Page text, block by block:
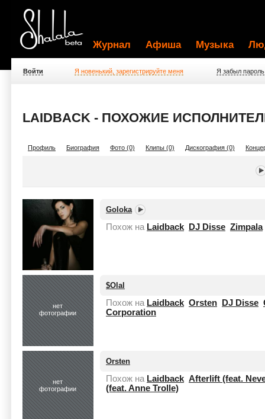
Журнал Афиша Музыка
Войти Я новенький, зарегистрируйте меня Я забыл пароль
LAIDBACK - ПОХОЖИЕ
Профиль Биография Фото (0) Клипы (0) Дискография (0)
Goloka
Похож на Laidback DJ Disse Zimpala
нет
фотографии
$Olal
Похож на Laidback Orsten DJ Disse
Corporation
нет
фотографии
Orsten
Похож на Laidback Afterlift (feat.
(feat. Anne Trolle)